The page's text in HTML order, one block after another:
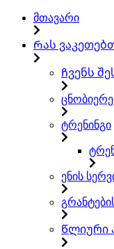
მთავარი
Რას
Ჩვენს
ტრენინგი
ენის
Წლიური